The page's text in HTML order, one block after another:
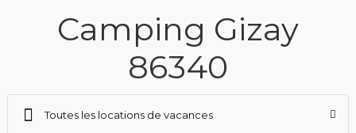
Camping Gizay
86340
Toutes les locations de vacances